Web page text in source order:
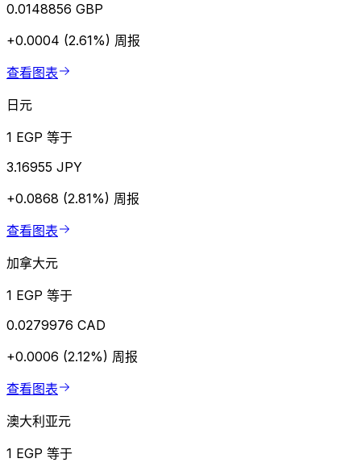
0.0148856 GBP
+0.0004 (2.61%) 周报
查看图表
日元
1 EGP 等于
3.16955 JPY
+0.0868 (2.81%) 周报
查看图表
加拿大元
1 EGP 等于
0.0279976 CAD
+0.0006 (2.12%) 周报
查看图表
澳大利亚元
1 EGP 等于